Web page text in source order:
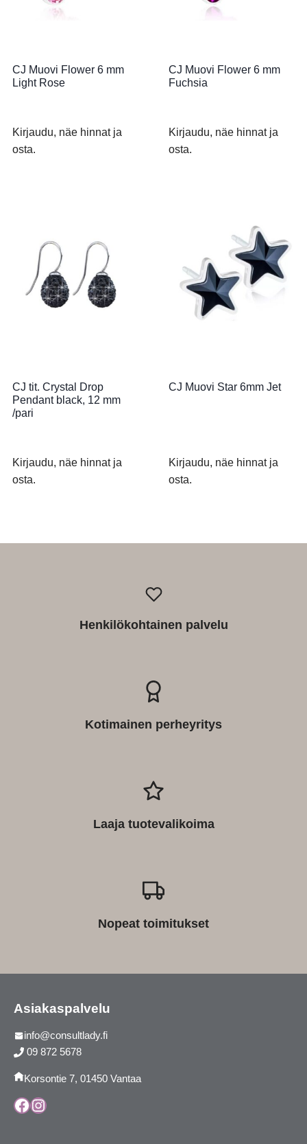
CJ Muovi Flower 6 mm
Light Rose
Kirjaudu, näe hinnat ja
osta.
CJ Muovi Flower 6 mm
Fuchsia
Kirjaudu, näe hinnat ja
osta.
CJ tit. Crystal Drop
Pendant black, 12 mm
/pari
Kirjaudu, näe hinnat ja
osta.
CJ Muovi Star 6mm Jet
Kirjaudu, näe hinnat ja
osta.
Henkilökohtainen palvelu
Kotimainen perheyritys
Laaja tuotevalikoima
Nopeat toimitukset
Asiakaspalvelu
info@consultlady.fi
09 872 5678
Korsontie 7, 01450 Vantaa
Facebook
Instagram